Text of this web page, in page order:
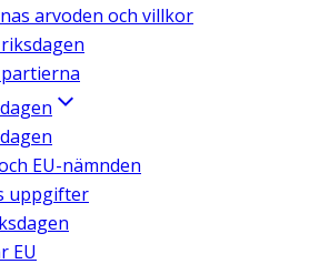
arvoden och villkor
EU-nämnden
uppgifter
EU